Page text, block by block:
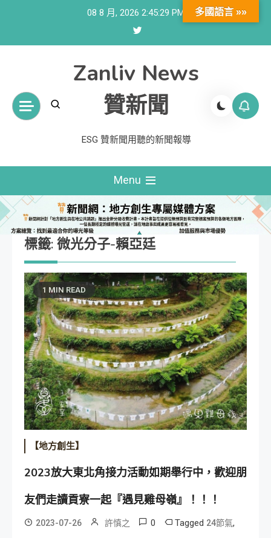
08 8 月, 2026 2:45:30 PM
Zanliv News
贊新聞
ESG 贊新聞用聽的新聞報導
Menu
標籤: 微光分子-賴亞廷
1 MIN READ
【地方創生】
2023放大東北角接力活動如期舉行中，歡迎朋
友們走讀貢寮一起『遇見雞母嶺』！！！
2023-07-26 許慎之 0 Tagged 24節氣,
多國語言 »»